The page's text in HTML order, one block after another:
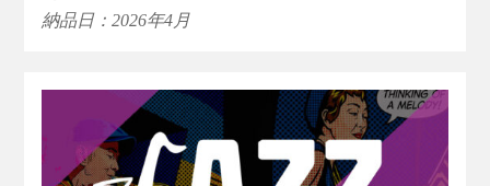
納品日：2026年4月